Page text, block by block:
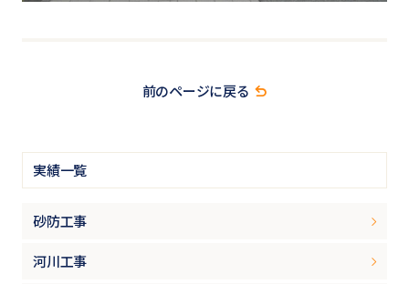
実績一覧
砂防工事
河川工事
前のページに戻る